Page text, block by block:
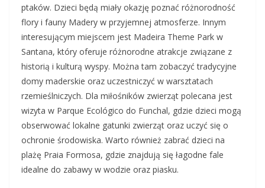
ptaków. Dzieci będą miały okazję poznać różnorodność
flory i fauny Madery w przyjemnej atmosferze. Innym
interesującym miejscem jest Madeira Theme Park w
Santana, który oferuje różnorodne atrakcje związane z
historią i kulturą wyspy. Można tam zobaczyć tradycyjne
domy maderskie oraz uczestniczyć w warsztatach
rzemieślniczych. Dla miłośników zwierząt polecana jest
wizyta w Parque Ecológico do Funchal, gdzie dzieci mogą
obserwować lokalne gatunki zwierząt oraz uczyć się o
ochronie środowiska. Warto również zabrać dzieci na
plażę Praia Formosa, gdzie znajdują się łagodne fale
idealne do zabawy w wodzie oraz piasku.